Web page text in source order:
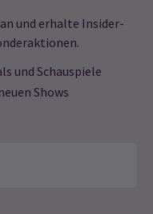
und erhalte Insider-
und Schauspiele
Shows